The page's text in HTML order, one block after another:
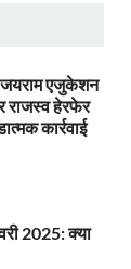
जयराम एजुकेशन
राजस्व हेरफेर
कार्रवाई
2025: क्या